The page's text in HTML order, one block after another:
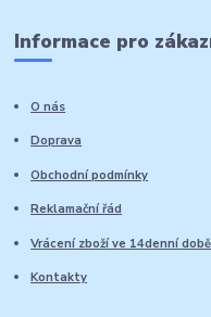
Informace pro
O nás
Doprava
Obchodní podmínky
Reklamační řád
Vrácení zboží ve 14denní době
Kontakty